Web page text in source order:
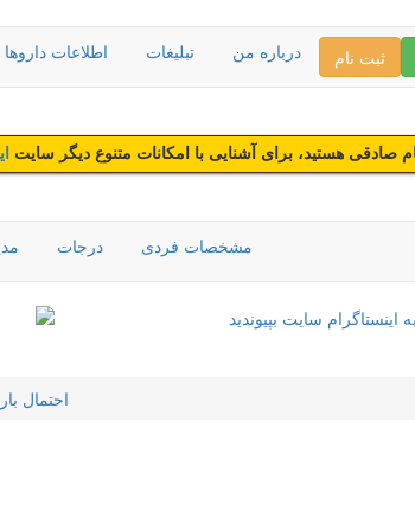
اطلاعات داروها تبلیغات درباره من ثبت نام
هستید، برای آشنایی با امکانات متنوع دیگر سایت
درجات مشخصات فردی
احتمال